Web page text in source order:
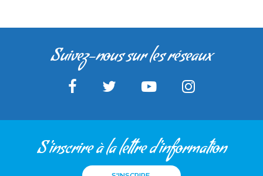
Suivez-nous sur les réseaux
S'inscrire à la lettre d'information